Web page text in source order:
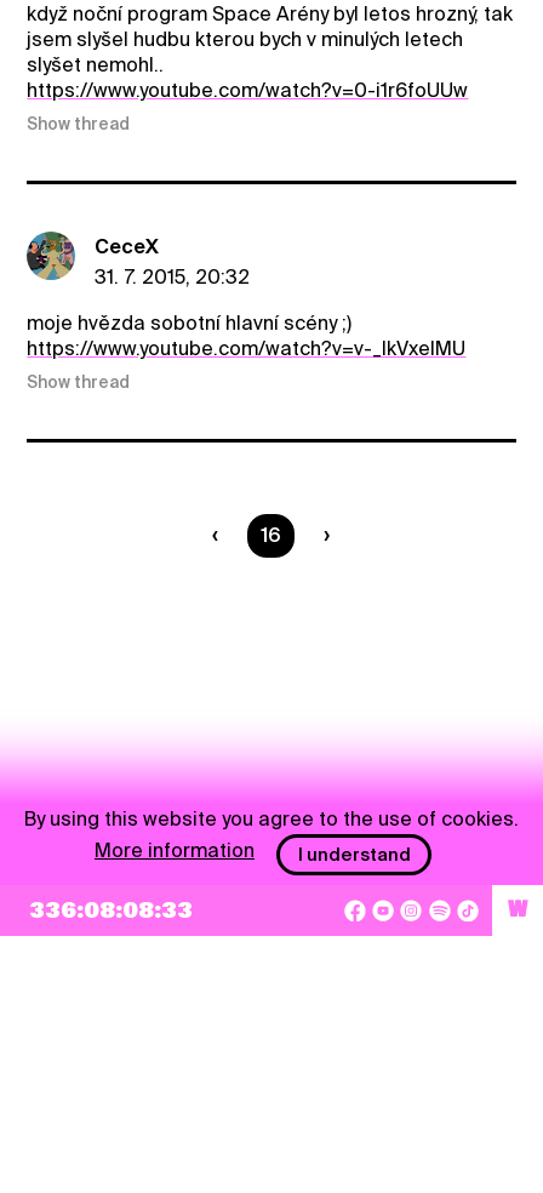
když noční program Space Arény byl letos hrozný, tak
jsem slyšel hudbu kterou bych v minulých letech
slyšet nemohl..
https://www.youtube.com/watch?v=0-i1r6foUUw
Show thread
CeceX
31. 7. 2015, 20:32
moje hvězda sobotní hlavní scény ;)
https://www.youtube.com/watch?v=v-_IkVxeIMU
Show thread
You are on page
16
336:08:08:33 W
By using this website you agree to the use of cookies.
More information
I understand